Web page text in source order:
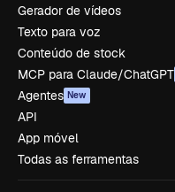
Gerador de vídeos
Texto para voz
Conteúdo de stock
MCP para Claude/ChatGPT
Agentes New
API
App móvel
Todas as ferramentas